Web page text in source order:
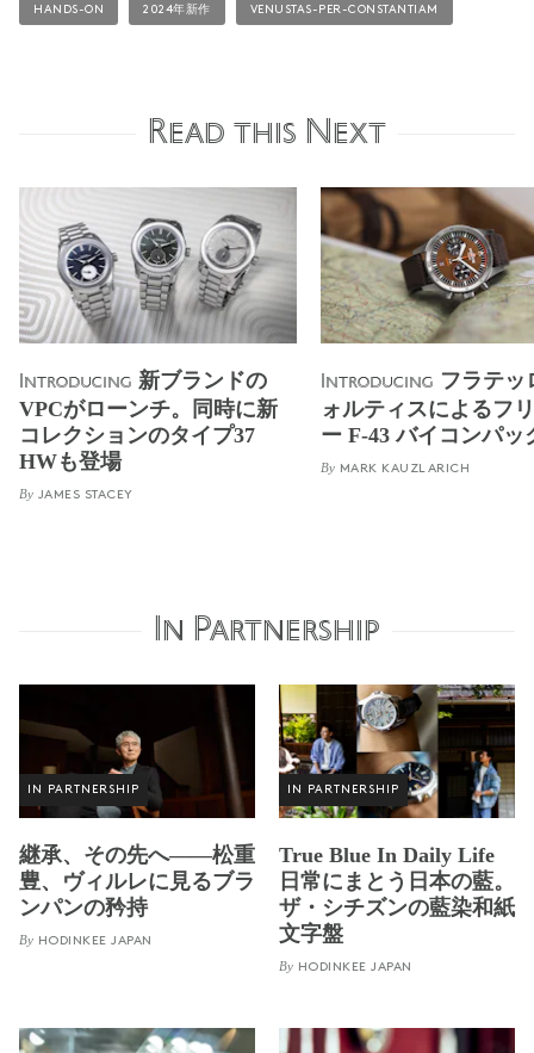
HANDS-ON 2024年新作 VENUSTAS-PER-CONSTANTIAM
Read this Next
Introducing 新ブランドの
VPCがローンチ。同時に新
コレクションのタイプ37
HWも登場
By JAMES STACEY
Introducing フラテッ
ォルティスによるフ
ー F-43 バイコンパッ
By MARK KAUZLARICH
In Partnership
IN PARTNERSHIP
継承、その先へ——松重
豊、ヴィルレに見るブラ
ンパンの矜持
By HODINKEE JAPAN
IN PARTNERSHIP
True Blue In Daily Life
日常にまとう日本の藍。
ザ・シチズンの藍染和紙
文字盤
By HODINKEE JAPAN